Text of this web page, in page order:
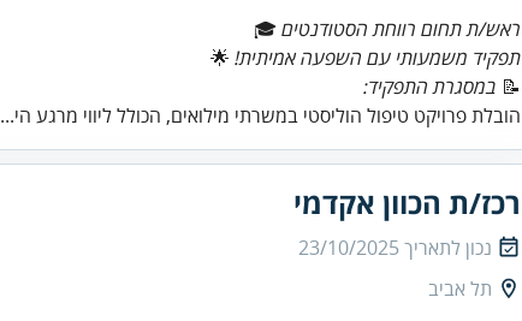
ראש/ת תחום רווחת הסטודנטים 🎓
תפקיד משמעותי עם השפעה אמיתית!
📝 במסגרת התפקיד:
הובלת פרויקט טיפול הוליסטי במשרתי מילואים, הכולל ליווי מרגע הי...
רכז/ת הכוון אקדמי
נכון לתאריך23/10/2025
תל אביב